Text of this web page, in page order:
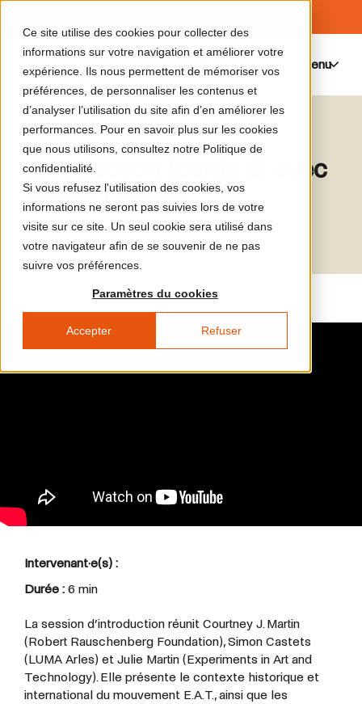
Ce site utilise des cookies pour collecter des
informations sur votre navigation et améliorer votre
expérience. Ils nous permettent de mémoriser vos
préférences, de personnaliser les contenus et
d’analyser l’utilisation du site afin d’en améliorer les
performances. Pour en savoir plus sur les cookies
que nous utilisons, consultez notre Politique de
confidentialité.
Si vous refusez l'utilisation des cookies, vos
informations ne seront pas suivies lors de votre
visite sur ce site. Un seul cookie sera utilisé dans
votre navigateur afin de se souvenir de ne pas
suivre vos préférences.
Paramètres du cookies
Accepter Refuser
Menu
Le catalogue de médias
Introduction (partie 2) avec
Simon Castets
Intervenant·e(s) :
Durée : 6 min
La session d’introduction réunit Courtney J. Martin
(Robert Rauschenberg Foundation), Simon Castets
(LUMA Arles) et Julie Martin (Experiments in Art and
Technology). Elle présente le contexte historique et
international du mouvement E.A.T., ainsi que les